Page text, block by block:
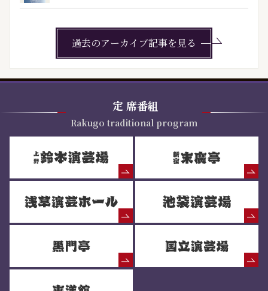
過去のアーカイブ記事を見る
定 席番組
Rakugo traditional program